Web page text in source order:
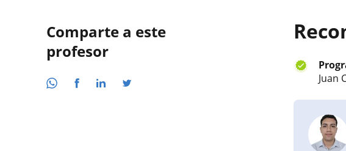
Comparte a este
profesor
Juan